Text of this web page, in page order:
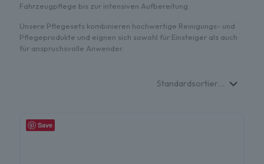
Fahrzeugpflege bis zur intensiven Aufbereitung.
Unsere Pflegesets kombinieren hochwertige Reinigungs- und
Pflegeprodukte und eignen sich sowohl für Einsteiger als auch
für anspruchsvolle Anwender.
Save